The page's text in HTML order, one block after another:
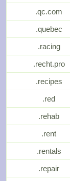
.qc.com
.quebec
.racing
.recht.pro
.recipes
.red
.rehab
.rent
.rentals
.repair